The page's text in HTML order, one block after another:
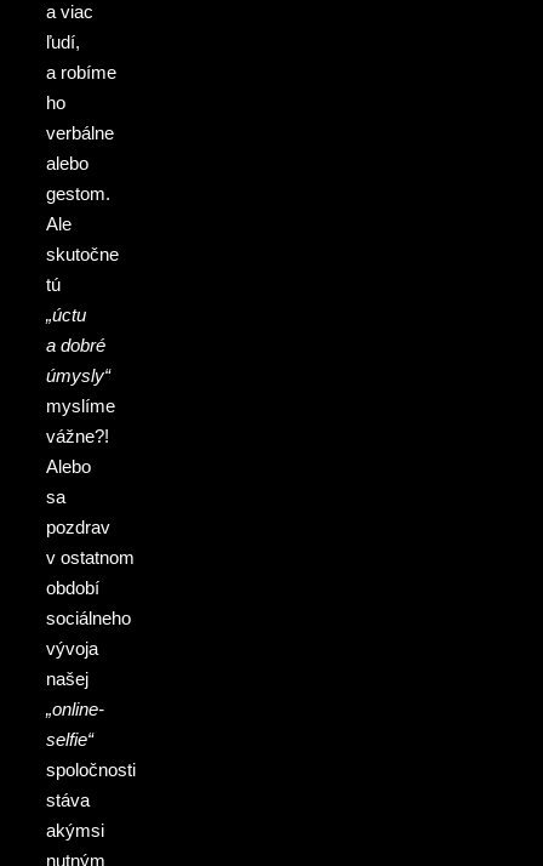
a viac
ľudí,
a robíme
ho
verbálne
alebo
gestom.
Ale
skutočne
tú
„úctu
a dobré
úmysly“
myslíme
vážne?!
Alebo
sa
pozdrav
v ostatnom
období
sociálneho
vývoja
našej
„online-
selfie“
spoločnosti
stáva
akýmsi
nutným